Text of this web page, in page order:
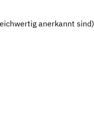
anerkannt sind)